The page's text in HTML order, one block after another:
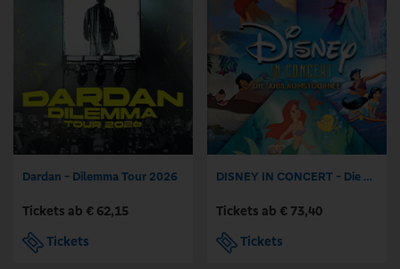
Dardan - Dilemma Tour 2026
Tickets ab € 62,15
Tickets
DISNEY IN CONCERT - Die Jubiläumstournee mit dem Hollywood Sound Orchestra
Tickets ab € 73,40
Tickets